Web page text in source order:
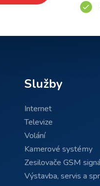
Služby
Internet
Televize
Volání
Kamerové systémy
Zesilovače GSM
Výstavba, servis a